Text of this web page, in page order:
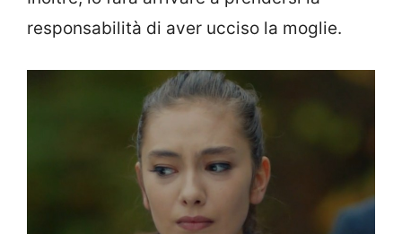
responsabilità di aver ucciso la moglie.